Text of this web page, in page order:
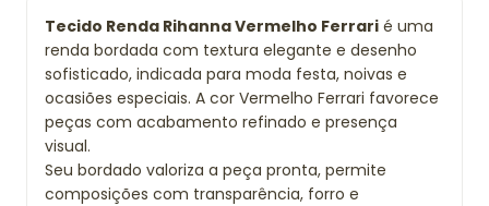
Tecido Renda Rihanna Vermelho Ferrari é uma
renda bordada com textura elegante e desenho
sofisticado, indicada para moda festa, noivas e
ocasiões especiais. A cor Vermelho Ferrari favorece
peças com acabamento refinado e presença
visual.
Seu bordado valoriza a peça pronta, permite
composições com transparência, forro e